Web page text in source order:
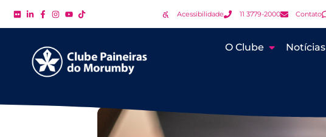
Acessibilidade 11 3779-2000 Contato
O Clube Notícias